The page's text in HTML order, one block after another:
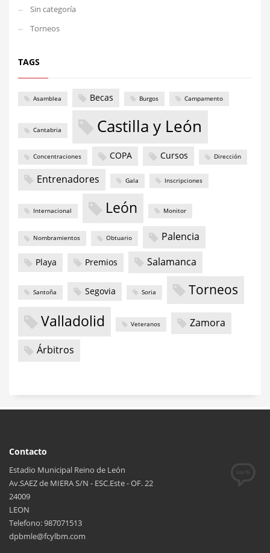
Sin categoría
Torneos
TAGS
Asamblea Becas Burgos Campamento
Cantabria Castilla y León
Concentraciones COPA Cursos Dirección
Entrenadores Gala Inscripciones
Internacional León Monitor
Nombramientos Obtuario Palencia
Playa Premios Salamanca
Santoña Segovia Soria Torneos
Valladolid Veteranos Zamora
Árbitros
Contacto
Estadio Municipal Reino de León
Av.SAEZ de MIERA S/N - ESC.Este - OF. 22
24009
LEON
Telefono: 987071513
dpbmle@fcylbm.com